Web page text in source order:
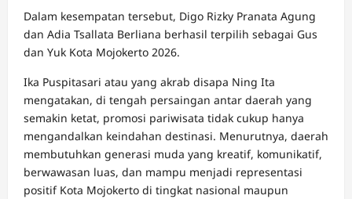
Dalam kesempatan tersebut, Digo Rizky Pranata Agung
dan Adia Tsallata Berliana berhasil terpilih sebagai Gus
dan Yuk Kota Mojokerto 2026.
Ika Puspitasari atau yang akrab disapa Ning Ita
mengatakan, di tengah persaingan antar daerah yang
semakin ketat, promosi pariwisata tidak cukup hanya
mengandalkan keindahan destinasi. Menurutnya, daerah
membutuhkan generasi muda yang kreatif, komunikatif,
berwawasan luas, dan mampu menjadi representasi
positif Kota Mojokerto di tingkat nasional maupun